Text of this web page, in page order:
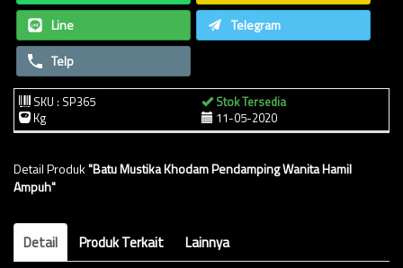
Line
Telegram
Telp
SKU : SP365
Stok Tersedia
Kg
11-05-2020
Detail Produk"Batu Mustika Khodam Pendamping Wanita Hamil
Ampuh"
Detail Produk Terkait Lainnya